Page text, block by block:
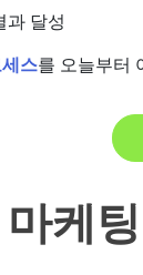
과 달성
스를 오늘부터
케